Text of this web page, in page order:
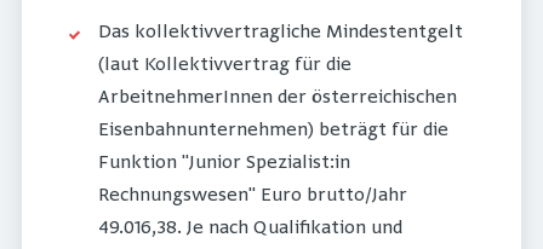
Das kollektivvertragliche Mindestentgelt
(laut Kollektivvertrag für die
ArbeitnehmerInnen der österreichischen
Eisenbahnunternehmen) beträgt für die
Funktion "Junior Spezialist:in
Rechnungswesen" Euro brutto/Jahr
49.016,38. Je nach Qualifikation und